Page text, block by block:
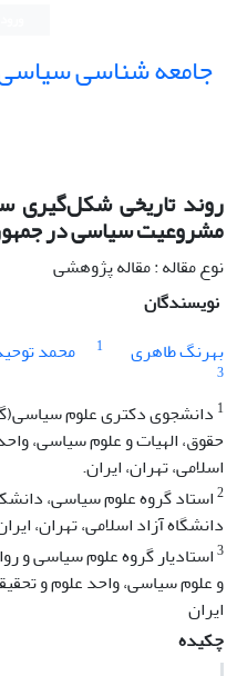
جامعه شناسی سیاسی
روند تاریخی شکل‌گیری
مشروعیت سیاسی در
نوع مقاله : مقاله پژوهشی
نویسندگان
بهرنگ طاهری
1 محمد
3
1 دانشجوی دکتری علوم
حقوق، الهیات و علوم سیاسی،
اسلامی، تهران، ایران.
2استاد گروه علوم سیاسی،
دانشگاه آزاد اسلامی، تهران،
3استادیار گروه علوم سیاسی و
و علوم سیاسی، واحد علوم و
ایران
چکیده